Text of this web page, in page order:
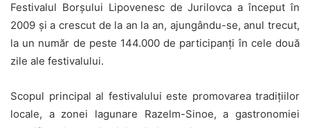
Festivalul Borșului Lipovenesc de Jurilovca a început în
2009 și a crescut de la an la an, ajungându-se, anul trecut,
la un număr de peste 144.000 de participanți în cele două
zile ale festivalului.
Scopul principal al festivalului este promovarea tradițiilor
locale, a zonei lagunare Razelm-Sinoe, a gastronomiei